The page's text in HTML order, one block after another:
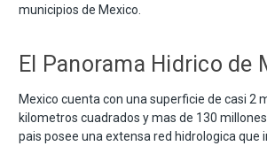
municipios de Mexico.
El Panorama Hidrico de
Mexico cuenta con una superficie de casi 2
kilometros cuadrados y mas de 130
pais posee una extensa red hidrologica que